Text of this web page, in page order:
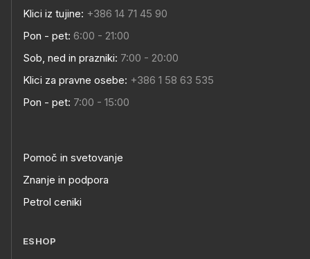
Klici iz tujine: +386 14 71 45 90
Pon - pet: 6:00 - 21:00
Sob, ned in prazniki: 7:00 - 20:00
Klici za pravne osebe: +386 1 58 63 535
Pon - pet: 7:00 - 15:00
Pomoč in svetovanje
Znanje in podpora
Petrol ceniki
ESHOP